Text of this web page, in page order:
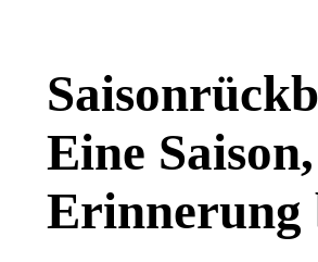
Eine
Erinnerung